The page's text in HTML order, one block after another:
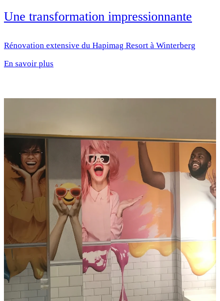
Une transformation impressionnante
Rénovation extensive du Hapimag Resort à Winterberg
En savoir plus